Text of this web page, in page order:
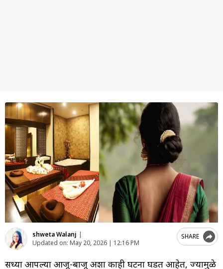
shweta Walanj |
Updated on: May 20, 2026 | 12:16 PM
SHARE
सध्या आपल्या आजू-बाजू अशा काही घटना घडत आहेत, ज्यामुळे